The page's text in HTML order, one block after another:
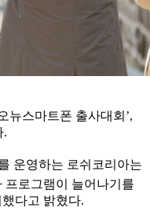
뉴스마트폰 출사대회’,
.
운영하는 로쉬코리아는
로그램이 늘어나기를
다고 밝혔다.